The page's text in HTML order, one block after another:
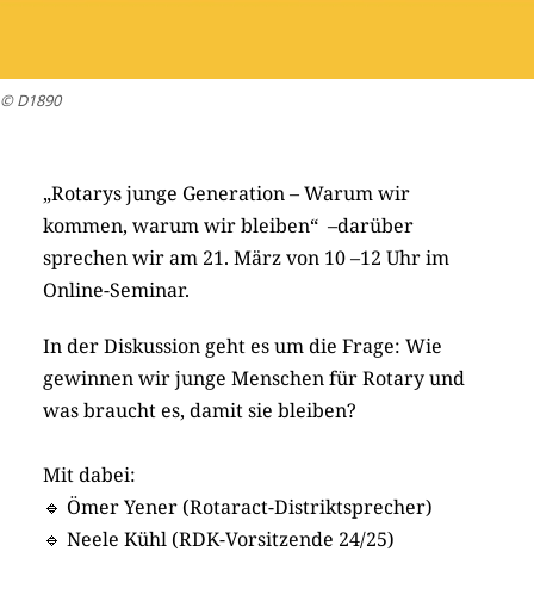
© D1890
„Rotarys junge Generation – Warum wir
kommen, warum wir bleiben“ –darüber
sprechen wir am 21. März von 10 –12 Uhr im
Online-Seminar.
In der Diskussion geht es um die Frage: Wie
gewinnen wir junge Menschen für Rotary und
was braucht es, damit sie bleiben?
Mit dabei:
🔹 Ömer Yener (Rotaract-Distriktsprecher)
🔹 Neele Kühl (RDK-Vorsitzende 24/25)